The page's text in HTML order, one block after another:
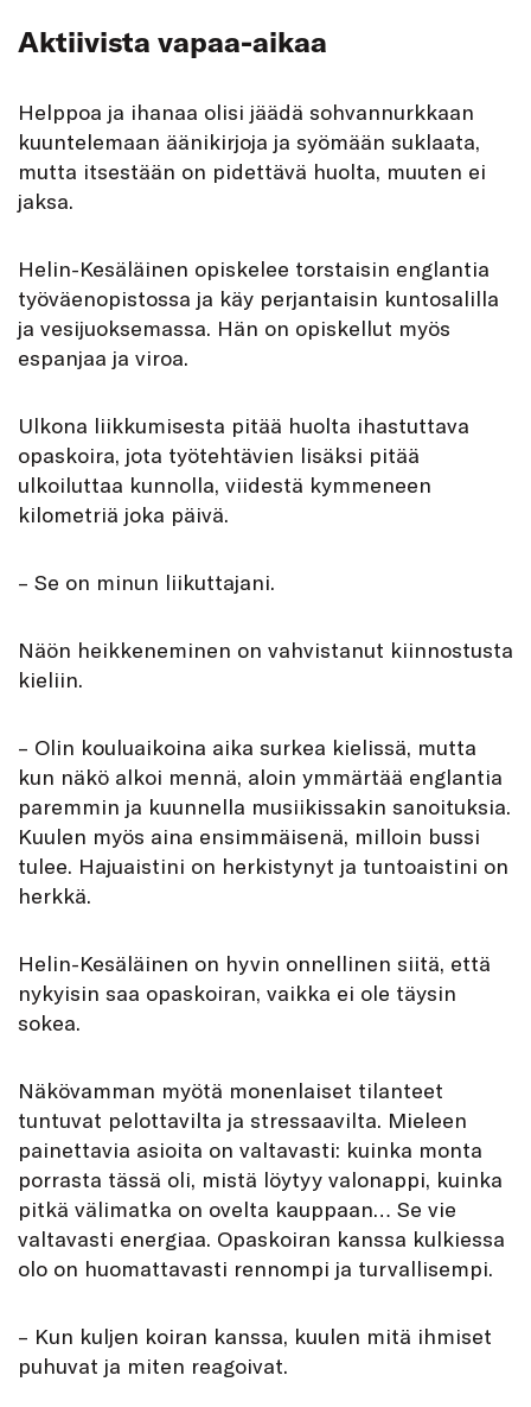
Aktiivista vapaa-aikaa
Helppoa ja ihanaa olisi jäädä sohvannurkkaan
kuuntelemaan äänikirjoja ja syömään suklaata,
mutta itsestään on pidettävä huolta, muuten ei
jaksa.
Helin-Kesäläinen opiskelee torstaisin englantia
työväenopistossa ja käy perjantaisin kuntosalilla
ja vesijuoksemassa. Hän on opiskellut myös
espanjaa ja viroa.
Ulkona liikkumisesta pitää huolta ihastuttava
opaskoira, jota työtehtävien lisäksi pitää
ulkoiluttaa kunnolla, viidestä kymmeneen
kilometriä joka päivä.
– Se on minun liikuttajani.
Näön heikkeneminen on vahvistanut kiinnostusta
kieliin.
– Olin kouluaikoina aika surkea kielissä, mutta
kun näkö alkoi mennä, aloin ymmärtää englantia
paremmin ja kuunnella musiikissakin sanoituksia.
Kuulen myös aina ensimmäisenä, milloin bussi
tulee. Hajuaistini on herkistynyt ja tuntoaistini on
herkkä.
Helin-Kesäläinen on hyvin onnellinen siitä, että
nykyisin saa opaskoiran, vaikka ei ole täysin
sokea.
Näkövamman myötä monenlaiset tilanteet
tuntuvat pelottavilta ja stressaavilta. Mieleen
painettavia asioita on valtavasti: kuinka monta
porrasta tässä oli, mistä löytyy valonappi, kuinka
pitkä välimatka on ovelta kauppaan… Se vie
valtavasti energiaa. Opaskoiran kanssa kulkiessa
olo on huomattavasti rennompi ja turvallisempi.
– Kun kuljen koiran kanssa, kuulen mitä ihmiset
puhuvat ja miten reagoivat.